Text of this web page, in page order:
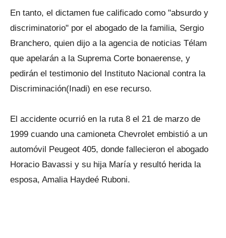
En tanto, el dictamen fue calificado como "absurdo y
discriminatorio" por el abogado de la familia, Sergio
Branchero, quien dijo a la agencia de noticias Télam
que apelarán a la Suprema Corte bonaerense, y
pedirán el testimonio del Instituto Nacional contra la
Discriminación(Inadi) en ese recurso.
El accidente ocurrió en la ruta 8 el 21 de marzo de
1999 cuando una camioneta Chevrolet embistió a un
automóvil Peugeot 405, donde fallecieron el abogado
Horacio Bavassi y su hija María y resultó herida la
esposa, Amalia Haydeé Ruboni.